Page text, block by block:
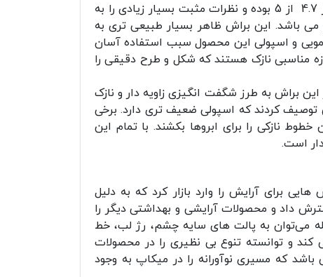
پس از آشنایی با مشخصات این محصول، در این قسمت به نقد و بررسی آن می پردازیم. این براش دارای امتیاز 4.7 از 5 بوده و نظرات مثبت بسیار زیادی را به
می باشد. این براش ظاهر بسیار طبیعی تری به
و اسپولی این محصول سبب استفاده آسان
مناسبی نازک هستند که شکل و طرح دقیقی را
براش به طرز شگفت انگیزی زاویه دار و نازک
توصیف کردند که اسپولی ضعیف تری دارد. برخی
نازکی را برای ابروها بکشند. با تمام این
برای آرایش را وارد بازار کرد که به دلیل
داد و محصولات آرایشی و بهداشتی دیگر را
می‌توان به پالت های سایه چشم، رژ لب، خط
و توانسته تنوع بی نظیری را در محصولات
که مسیری نوآورانه را در میکاپ به وجود